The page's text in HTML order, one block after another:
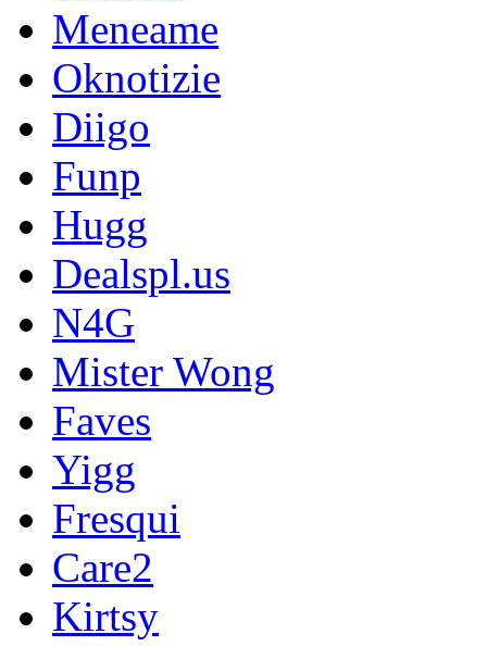
Meneame
Oknotizie
Diigo
Funp
Hugg
Dealspl.us
N4G
Mister Wong
Faves
Yigg
Fresqui
Care2
Kirtsy